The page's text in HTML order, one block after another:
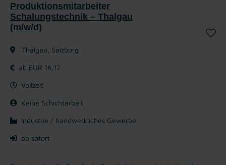
Produktionsmitarbeiter
Schalungstechnik – Thalgau
(m/w/d)
Thalgau, Salzburg
ab EUR 16,12
Vollzeit
Keine Schichtarbeit
Industrie / handwerkliches Gewerbe
ab sofort